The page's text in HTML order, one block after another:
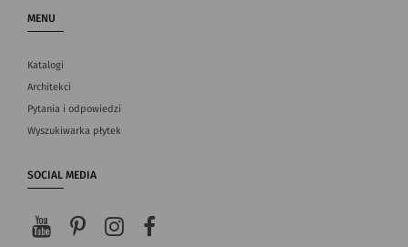
MENU
Katalogi
Architekci
Pytania i odpowiedzi
Wyszukiwarka płytek
SOCIAL MEDIA